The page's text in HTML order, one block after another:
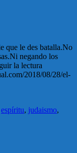
que le des batalla.No
negando los
la lectura
2018/08/28/el-
espíritu, judaismo,